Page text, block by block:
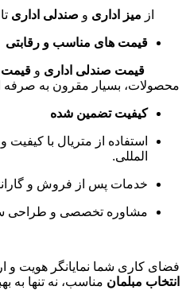
از میز اداری و صندلی اداری
قیمت های مناسب و رقابتی
قیمت صندلی اداری و قیمت
محصولات، بسیار مقرون به
کیفیت تضمین شده
استفاده از متریال با کیفیت
المللی.
خدمات پس از فروش و
مشاوره تخصصی و طراحی
فضای کاری شما نمایانگر هویت
انتخاب مبلمان مناسب، نه تنها به